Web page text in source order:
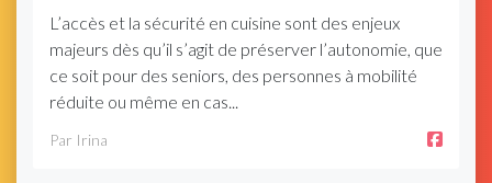
L’accès et la sécurité en cuisine sont des enjeux
majeurs dès qu’il s’agit de préserver l’autonomie, que
ce soit pour des seniors, des personnes à mobilité
réduite ou même en cas...
Par Irina